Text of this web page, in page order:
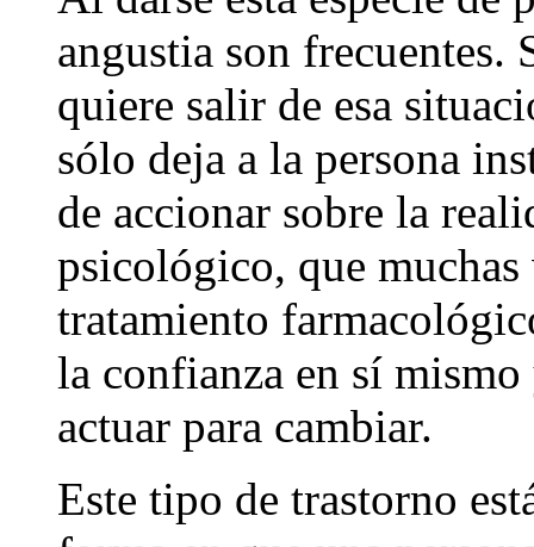
angustia son frecuentes.
quiere salir de esa
sólo deja a la persona
de accionar sobre la
psicológico, que
tratamiento
la confianza en sí
actuar para cambiar.
Este tipo de trastorno